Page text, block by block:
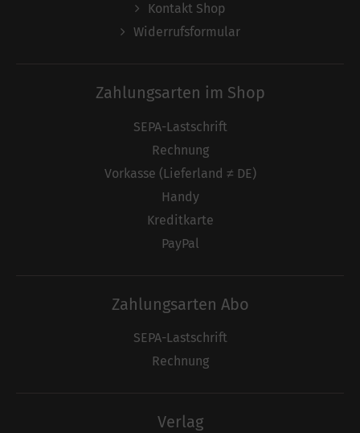
Kontakt Shop
Widerrufsformular
Zahlungsarten im Shop
SEPA-Lastschrift
Rechnung
Vorkasse (Lieferland ≠ DE)
Handy
Kreditkarte
PayPal
Zahlungsarten Abo
SEPA-Lastschrift
Rechnung
Verlag